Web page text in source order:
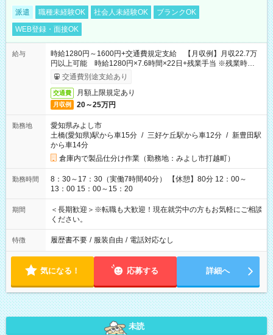
派遣 職種未経験OK 社会人未経験OK
ブランクOK
WEB登録・面接OK
給与
時給1280円～1600円+交通費規定支給 【月収例】月収22.7万
円以上可能 時給1280円×7.6時間×22日+残業手当 ※残業時間、
月10時間で計算
交通費別途支給あり
交通費 月額上限規定あり
月収例 20～25万円
勤務地
愛知県みよし市
土橋(愛知県)駅から車15分 / 三好ケ丘駅から車12分 / 新豊田駅
から車14分
倉庫内で製品仕分け作業（勤務地：みよし市打越町）
勤務時間
8：30～17：30（実働7時間40分） 【休憩】80分 12：00～
13：00 15：00～15：20
期間
＜長期歓迎＞※転職も大歓迎！現在就労中の方もお気軽にご相談
ください。
特徴 履歴書不要 / 服装自由 / 電話対応なし
気になる！ 応募する 詳細へ
未読